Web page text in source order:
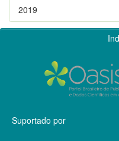
2019
Suportado por